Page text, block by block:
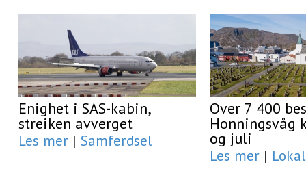
Enighet i SAS-kabin,
streiken avverget
Les mer | Samferdsel
Over 7 400
Honningsvåg
og juli
Les mer | Lokal